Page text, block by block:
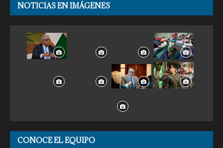
NOTICIAS EN IMÁGENES
CONOCE EL EQUIPO